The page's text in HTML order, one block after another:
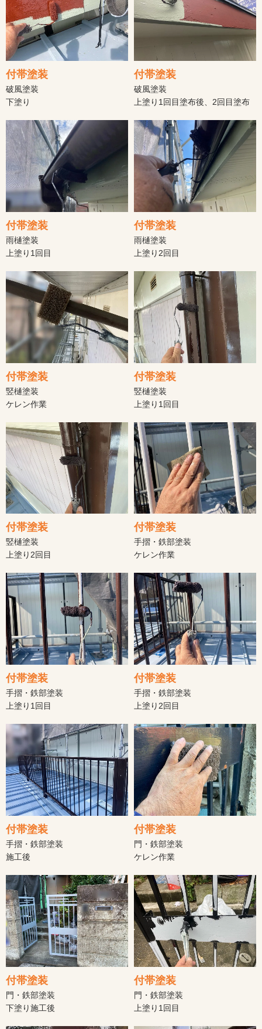
付帯塗装
破風塗装
下塗り
付帯塗装
破風塗装
上塗り1回目塗布後、2回目塗布
付帯塗装
雨樋塗装
上塗り1回目
付帯塗装
雨樋塗装
上塗り2回目
付帯塗装
竪樋塗装
ケレン作業
付帯塗装
竪樋塗装
上塗り1回目
付帯塗装
竪樋塗装
上塗り2回目
付帯塗装
手摺・鉄部塗装
ケレン作業
付帯塗装
手摺・鉄部塗装
上塗り1回目
付帯塗装
手摺・鉄部塗装
上塗り2回目
付帯塗装
手摺・鉄部塗装
施工後
付帯塗装
門・鉄部塗装
ケレン作業
付帯塗装
門・鉄部塗装
下塗り施工後
付帯塗装
門・鉄部塗装
上塗り1回目